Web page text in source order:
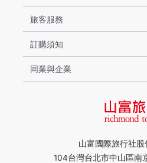
山富國際旅行社股
104台灣台北市中山區南
旅客服務
訂購須知
同業與企業